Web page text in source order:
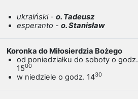
ukraiński - o. Tadeusz
esperanto - o. Stanisław
Koronka do Miłosierdzia Bożego
od poniedziałku do soboty o godz.
1500
w niedziele o godz. 1430